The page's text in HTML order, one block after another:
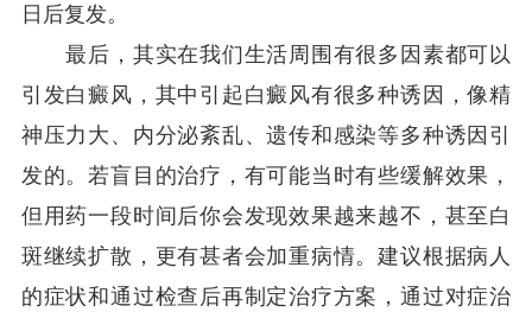
日后复发。
最后，其实在我们生活周围有很多因素都可以
引发白癜风，其中引起白癜风有很多种诱因，像精
神压力大、内分泌紊乱、遗传和感染等多种诱因引
发的。若盲目的治疗，有可能当时有些缓解效果，
但用药一段时间后你会发现效果越来越不，甚至白
斑继续扩散，更有甚者会加重病情。建议根据病人
的症状和通过检查后再制定治疗方案，通过对症治